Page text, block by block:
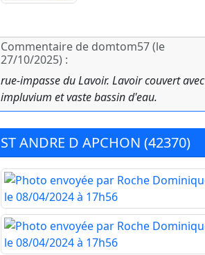
Commentaire de domtom57 (le
27/10/2025) :
rue-impasse du Lavoir. Lavoir couvert avec
impluvium et vaste bassin d'eau.
ST ANDRE D APCHON (42370)